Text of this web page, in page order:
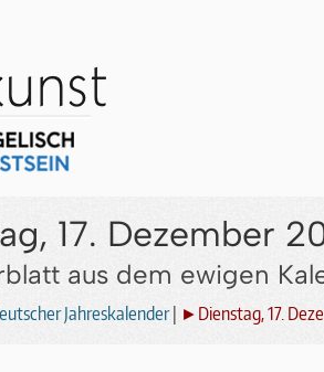
17. Dezember
aus dem ewigen
Jahreskalender| ►Dienstag, 17.